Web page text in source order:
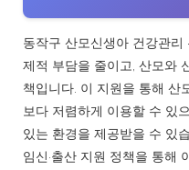
동작구 산모신생아 건강관
제적 부담을 줄이고, 산모와
책입니다. 이 지원을 통해 산
보다 저렴하게 이용할 수 있
있는 환경을 제공받을 수 있
임신·출산 지원 정책을 통해